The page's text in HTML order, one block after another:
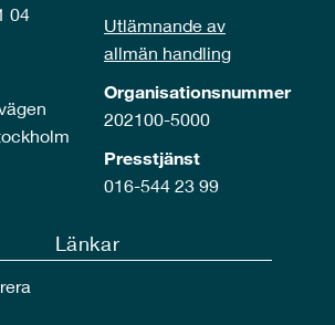
04
Utlämnande av
allmän handling
Organisationsnummer
202100-5000
Presstjänst
016-544 23 99
Länkar